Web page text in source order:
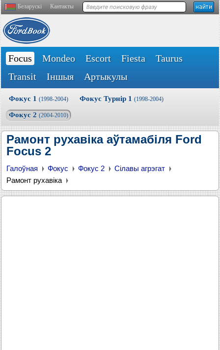
Беларускі Кантакты
Focus Mondeo Escort Fiesta
Taurus
Transit
Іншыя Артыкулы
Фокус 1 (1998-2004) Фокус Турнір 1 (1998-2004)
Фокус 2 (2004-2010)
Рамонт рухавіка аўтамабіля Ford
Focus 2
Галоўная Фокус Фокус 2
Сілавы агрэгат
Рамонт рухавіка